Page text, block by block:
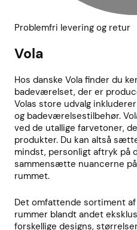
Problemfri levering og retur
Vola
Hos danske Vola finder du
badeværelset, der er
Volas store udvalg
og badeværelsestilbehør.
ved de utallige farvetoner,
produkter. Du kan altså
mindst, personligt aftryk på
sammensætte nuancerne
rummet.
Det omfattende sortiment
rummer blandt andet
forskellige designs,